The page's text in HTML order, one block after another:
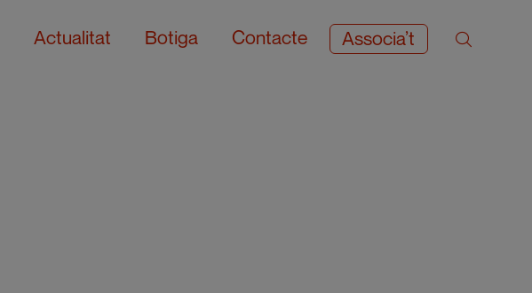
Actualitat Botiga Contacte Associa’t